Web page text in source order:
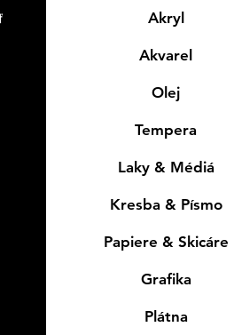
Akryl
Akvarel
Olej
Tempera
Laky & Médiá
Kresba & Písmo
Papiere & Skicáre
Grafika
Plátna